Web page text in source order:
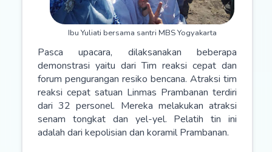
Ibu Yuliati bersama santri MBS Yogyakarta
Pasca upacara, dilaksanakan beberapa
demonstrasi yaitu dari Tim reaksi cepat dan
forum pengurangan resiko bencana. Atraksi tim
reaksi cepat satuan Linmas Prambanan terdiri
dari 32 personel. Mereka melakukan atraksi
senam tongkat dan yel-yel. Pelatih tin ini
adalah dari kepolisian dan koramil Prambanan.